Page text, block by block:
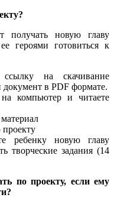
получать новую главу
героями готовиться к
на скачивание
документ в PDF формате.
компьютер и читаете
проекту
ребенку новую главу
творческие задания (14
по проекту, если ему